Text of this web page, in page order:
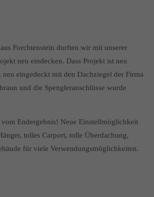
Forchtenstein durften wir mit unserer
neu eindecken. Dass Projekt ist neu
neu eingedeckt mit den Dachziegel der Firma
und die Spengleranschlüsse wurde
Endergebnis! Neue Einstellmöglichkeit
tolles Carport, tolle Überdachung,
für viele Verwendungsmöglichkeiten.